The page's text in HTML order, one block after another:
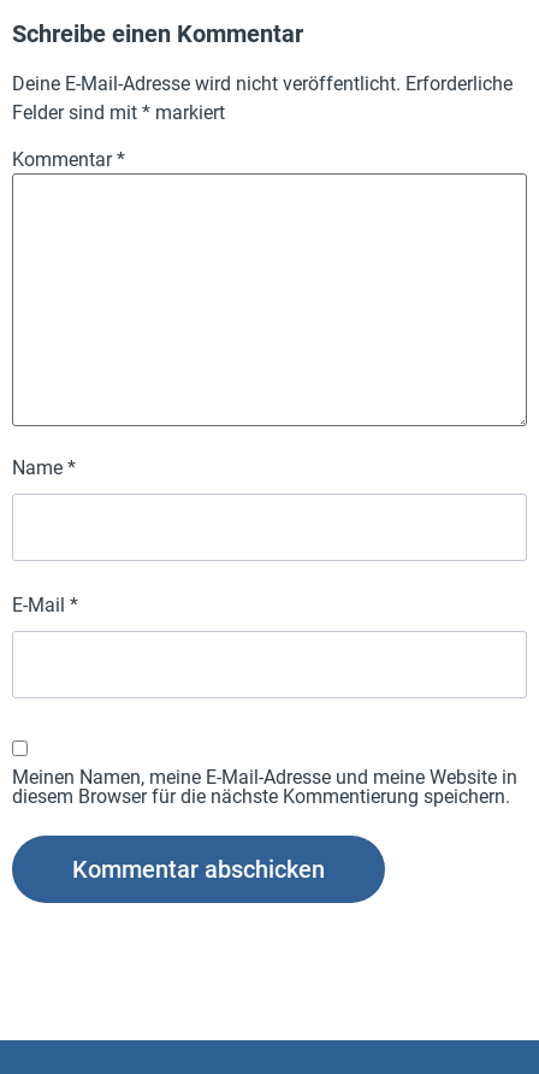
Schreibe einen Kommentar
Deine E-Mail-Adresse wird nicht veröffentlicht. Erforderliche
Felder sind mit * markiert
Kommentar*
Name *
E-Mail *
Meinen Namen, meine E-Mail-Adresse und meine Website in
diesem Browser für die nächste Kommentierung speichern.